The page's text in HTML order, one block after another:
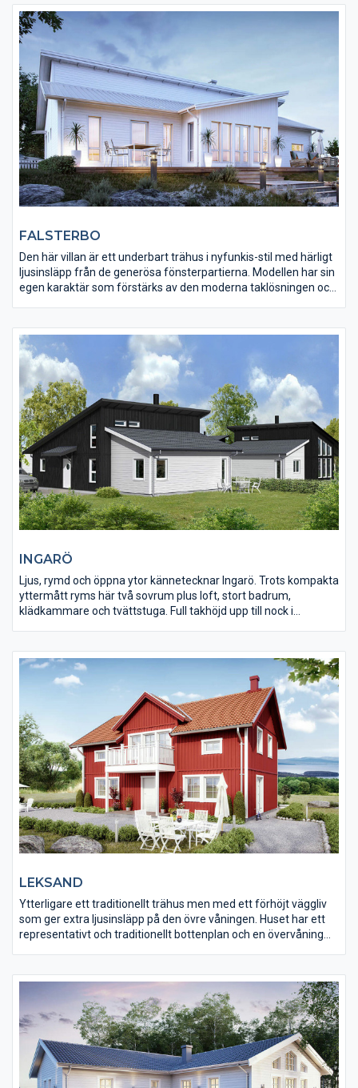
kök.
FALSTERBO
Den här villan är ett underbart trähus i nyfunkis-stil med härligt
ljusinsläpp från de generösa fönsterpartierna. Modellen har sin
egen karaktär som förstärks av den moderna taklösningen och
vardagsrum ger mycket plats för gemenskap och närvaro. Inte
mindre än fyra sovrum, en tydligt avskild föräldrasovdel samt
ett allrum som tillhör barndelen utgör grunden i huset. Denna
modell finns i två exteriöra version och med två olika
planlösningar.
INGARÖ
Ljus, rymd och öppna ytor kännetecknar Ingarö. Trots kompakta
yttermått ryms här två sovrum plus loft, stort badrum,
klädkammare och tvättstuga. Full takhöjd upp till nock i
Optimal där du kan påverka dina tillval, men där själva
planlösningen redan är framtagen och där vi tillhandahåller
redan färdiga arkitekt-, konstruktions- och VA-ritningar.
LEKSAND
Ytterligare ett traditionellt trähus men med ett förhöjt väggliv
som ger extra ljusinsläpp på den övre våningen. Huset har ett
representativt och traditionellt bottenplan och en övervåning